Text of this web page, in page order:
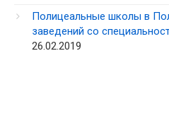
Полицеальные школы в
заведений со
26.02.2019